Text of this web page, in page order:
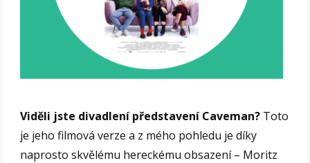
Viděli jste divadlení představení Caveman? Toto
je jeho filmová verze a z mého pohledu je díky
naprosto skvělému hereckému obsazení – Moritz